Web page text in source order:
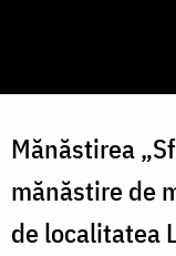
Mănăstirea
mănăstire de
de localitatea